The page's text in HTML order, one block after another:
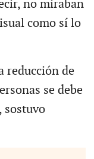
no miraban
como sí lo
reducción de
se debe
sostuvo